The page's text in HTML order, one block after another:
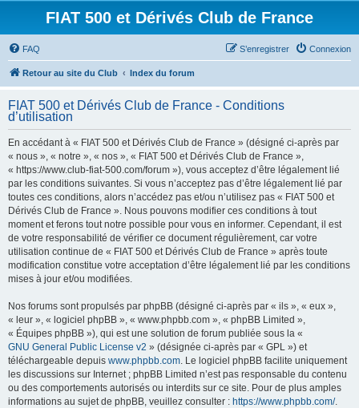
FIAT 500 et Dérivés Club de France
FAQ Connexion
S’enregistrer
Retour au site du Club Index du forum
FIAT 500 et Dérivés Club de France - Conditions
d’utilisation
En accédant à « FIAT 500 et Dérivés Club de France » (désigné ci-après par
« nous », « notre », « nos », « FIAT 500 et Dérivés Club de France »,
« https://www.club-fiat-500.com/forum »), vous acceptez d’être légalement lié
par les conditions suivantes. Si vous n’acceptez pas d’être légalement lié par
toutes ces conditions, alors n’accédez pas et/ou n’utilisez pas « FIAT 500 et
Dérivés Club de France ». Nous pouvons modifier ces conditions à tout
moment et ferons tout notre possible pour vous en informer. Cependant, il est
de votre responsabilité de vérifier ce document régulièrement, car votre
utilisation continue de « FIAT 500 et Dérivés Club de France » après toute
modification constitue votre acceptation d’être légalement lié par les conditions
mises à jour et/ou modifiées.
Nos forums sont propulsés par phpBB (désigné ci-après par « ils », « eux »,
« leur », « logiciel phpBB », « www.phpbb.com », « phpBB Limited »,
« Équipes phpBB »), qui est une solution de forum publiée sous la «
GNU General Public License v2 » (désignée ci-après par « GPL ») et
téléchargeable depuis www.phpbb.com. Le logiciel phpBB facilite uniquement
les discussions sur Internet ; phpBB Limited n’est pas responsable du contenu
ou des comportements autorisés ou interdits sur ce site. Pour de plus amples
informations au sujet de phpBB, veuillez consulter : https://www.phpbb.com/.